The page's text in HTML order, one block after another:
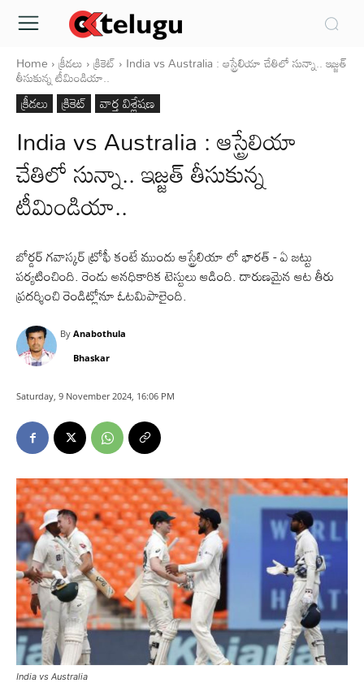
Home క్రీడలు క్రికెట్‌ India vs Australia : ఆస్ట్రేలియా చేతిలో సున్నా.. ఇజ్జత్
తీసుకున్న టీమిండియా..
క్రీడలు క్రికెట్‌ వార్త విశ్లేషణ
India vs Australia : ఆస్ట్రేలియా
చేతిలో సున్నా.. ఇజ్జత్ తీసుకున్న
టీమిండియా..
బోర్డర్ గవాస్కర్ ట్రోఫీ కంటే ముందు ఆస్ట్రేలియా లో భారత్ - ఏ జట్టు
పర్యటించింది. రెండు అనధికారిక టెస్టులు ఆడింది. దారుణమైన ఆట తీరు
ప్రదర్శించి రెండిట్లోనూ ఓటమిపాలైంది.
By Anabothula
Bhaskar
Saturday, 9 November 2024, 16:06 PM
India vs Australia